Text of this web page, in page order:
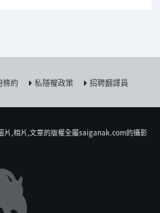
條約 私隱權政策 招聘翻譯員
,相片,文章的版權全屬saiganak.com的攝影